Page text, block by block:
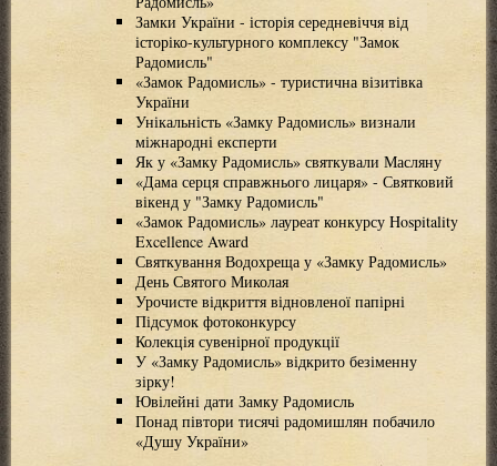
Замки України - історія середневіччя від
історіко-культурного комплексу "Замок
Радомисль"
«Замок Радомисль» - туристична візитівка
України
Унікальність «Замку Радомисль» визнали
міжнародні експерти
Як у «Замку Радомисль» святкували Масляну
«Дама серця справжнього лицаря» - Святковий
вікенд у "Замку Радомисль"
«Замок Радомисль» лауреат конкурсу Hospitality
Excellence Award
Святкування Водохреща у «Замку Радомисль»
День Святого Миколая
Урочисте відкриття відновленої папірні
Підсумок фотоконкурсу
Колекція сувенірної продукції
У «Замку Радомисль» відкрито безіменну
зірку!
Ювілейні дати Замку Радомисль
Понад півтори тисячі радомишлян побачило
«Душу України»